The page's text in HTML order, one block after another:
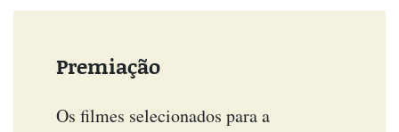
Premiação
Os filmes selecionados para a